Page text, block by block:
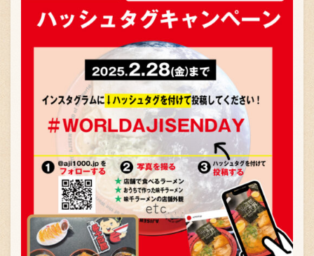
お問い合わせ
ブランド一覧
FC加盟店募集
会社案内
お知らせ